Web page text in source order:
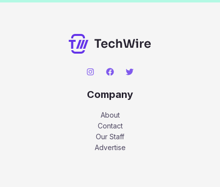
Company
About
Contact
Our Staff
Advertise